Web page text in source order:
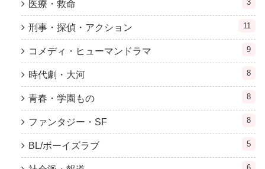
医療・救命 3
刑事・探偵・アクション 11
コメディ・ヒューマンドラマ 9
時代劇・大河 8
青春・学園もの 8
ファンタジー・SF 8
BL/ボーイズラブ 5